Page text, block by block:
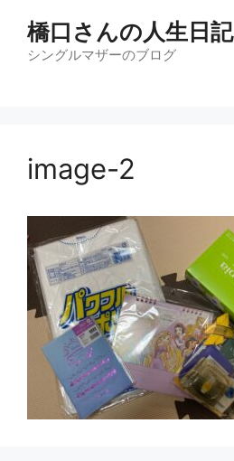
橋口さんの人生日記
シングルマザーのブログ
image-2